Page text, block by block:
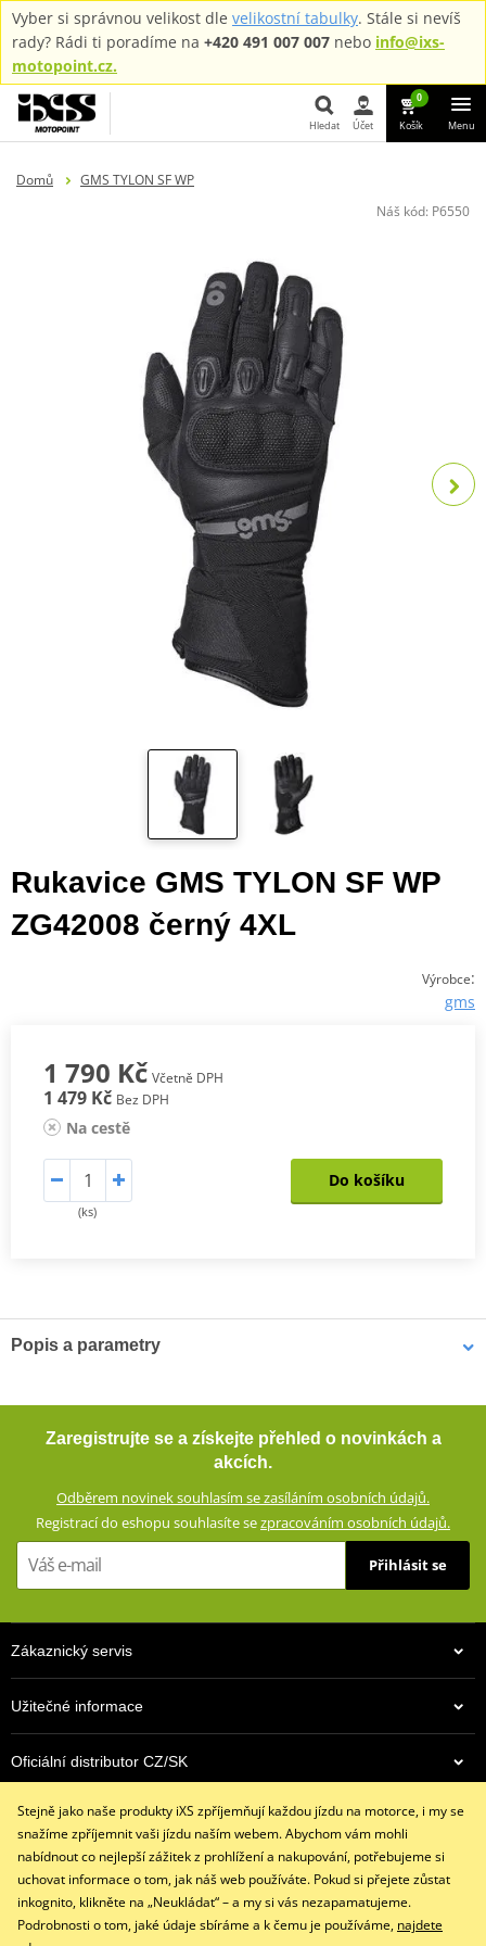
Vyber si správnou velikost dle velikostní tabulky. Stále si nevíš
rady? Rádi ti poradíme na +420 491 007 007 nebo info@ixs-
motopoint.cz.
Hledat Účet
0
Košík Menu
Domů
GMS TYLON SF WP
Náš kód: P6550
Rukavice GMS TYLON SF WP
ZG42008 černý 4XL
Výrobce:
gms
1 790 Kč Včetně DPH
1 479 Kč Bez DPH
Na cestě
(ks)
Do košíku
Popis a parametry
Materiálová směs: 55 % polyester, 35 % kůže, 5 % elastan, 5 %
polyuretan
Stěrka na hledí na ukazováčku
Chránič kloubů ze Superfabric®
Zesílení dlaně z Kevlar®
Dlaň z kůže Pittards
Zdvojené vrstvy materiálu
Lehká tepelná výplň
Funkce Smart-Touch (ovládání dotykových obrazovek)
Splňuje normu EN 13594:2015, kategorie 1
Kevlar® a DuPont™ jsou ochranné známky nebo registrované
ochranné známky společnosti E.I. du Pont de Nemours and
Company
Zaregistrujte se a získejte přehled o novinkách a
akcích.
Odběrem novinek souhlasím se zasíláním osobních údajů.
Registrací do eshopu souhlasíte sezpracováním osobních údajů.
Přihlásit se
Zákaznický servis
Užitečné informace
Oficiální distributor CZ/SK
Kontaktujte nás
info@ixs-motopoint.cz
Po - Pá (8:00 - 16:30)
Stejně jako naše produkty iXS zpříjemňují každou jízdu na motorce, i my se
snažíme zpříjemnit vaši jízdu naším webem. Abychom vám mohli
nabídnout co nejlepší zážitek z prohlížení a nakupování, potřebujeme si
uchovat informace o tom, jak náš web používáte. Pokud si přejete zůstat
inkognito, klikněte na „Neukládat“ – a my si vás nezapamatujeme.
Podrobnosti o tom, jaké údaje sbíráme a k čemu je používáme, najdete